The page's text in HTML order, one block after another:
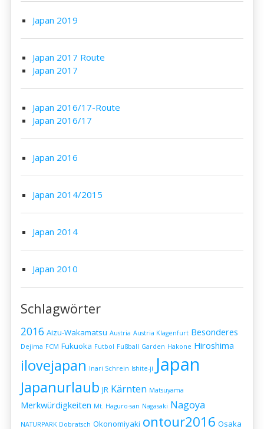
Japan 2019
Japan 2017 Route
Japan 2017
Japan 2016/17-Route
Japan 2016/17
Japan 2016
Japan 2014/2015
Japan 2014
Japan 2010
Schlagwörter
2016 Aizu-Wakamatsu Austria Austria Klagenfurt Besonderes
Dejima FCM Fukuoka Futbol Fußball Garden Hakone Hiroshima
ilovejapan Inari Schrein Ishite-ji Japan
Japanurlaub JR Kärnten Matsuyama
Merkwürdigkeiten Mt. Haguro-san Nagasaki Nagoya
NATURPARK Dobratsch Okonomiyaki ontour2016 Osaka